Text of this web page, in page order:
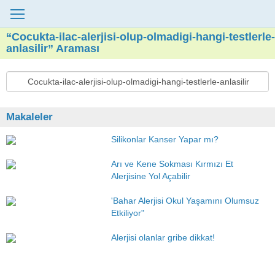
“Cocukta-ilac-alerjisi-olup-olmadigi-hangi-testlerle-
anlasilir” Araması
Makaleler
Silikonlar Kanser Yapar mı?
Arı ve Kene Sokması Kırmızı Et
Alerjisine Yol Açabilir
'Bahar Alerjisi Okul Yaşamını Olumsuz
Etkiliyor"
Alerjisi olanlar gribe dikkat!